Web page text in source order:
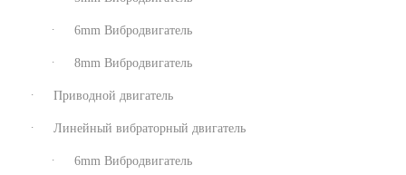
6mm Вибродвигатель
8mm Вибродвигатель
Приводной двигатель
Линейный вибраторный двигатель
6mm Вибродвигатель